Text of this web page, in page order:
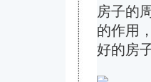
房子的
的作用
好的房